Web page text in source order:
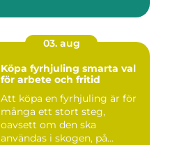
03. aug
Köpa fyrhjuling smarta val
för arbete och fritid
Att köpa en fyrhjuling är för
många ett stort steg,
oavsett om den ska
användas i skogen, på